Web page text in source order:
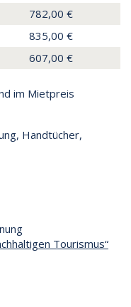
782,00 €
835,00 €
607,00 €
im Mietpreis
Handtücher,
Tourismus“